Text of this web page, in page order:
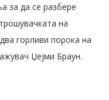
за да се разбере
на
горливи порока на
Џејми Браун.